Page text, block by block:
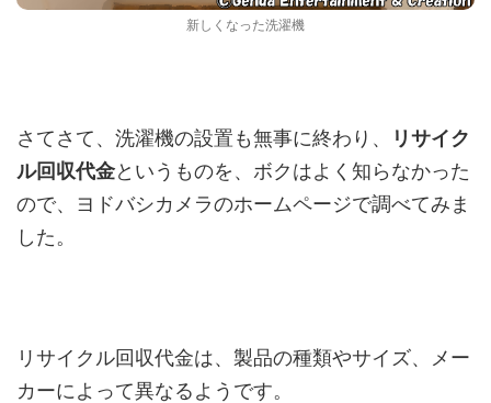
新しくなった洗濯機
さてさて、洗濯機の設置も無事に終わり、
リサイク
ル回収代金というものを、ボクはよく知らなかった
ので、ヨドバシカメラのホームページで調べてみま
した。
リサイクル回収代金は、製品の種類やサイズ、メー
カーによって異なるようです。